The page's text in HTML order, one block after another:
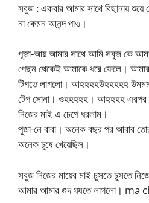
সবুজ : একবার আমার সাথে বিছানায় শুয়ে
না কেমন আনন্দ পাও।
পূজা-আয় আমার সাথে আমি সবুজ কে
পেছন থেকেই আমাকে ধরে ফেলে।
টিপতে লাগলো। আহহহহউহহহহহ
টেপ সোনা। ওহহহহহ। আহহহহ এরপর
নিজের মাই এ চেপে ধরলাম।
পূজা-নে বাবা। অনেক বছর পর আবার
অনেক চুষে খেয়েছিস।
সবুজ নিজের মায়ের মাই চুসতে চুসতে
আমার আমার গুদ ঘষতে লাগলো। ma